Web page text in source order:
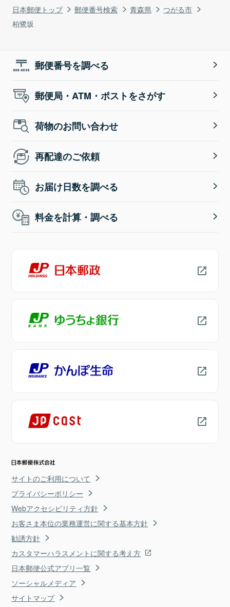
日本郵便トップ 郵便番号検索 青森県
つがる市
柏鷺坂
郵便番号を調べる
郵便局・ATM・ポストをさがす
荷物のお問い合わせ
再配達のご依頼
お届け日数を調べる
料金を計算・調べる
サイトのご利用について
プライバシーポリシー
Webアクセシビリティ方針
お客さま本位の業務運営に関する基本方針
勧誘方針
カスタマーハラスメントに関する考え方
日本郵便公式アプリ一覧
ソーシャルメディア
サイトマップ